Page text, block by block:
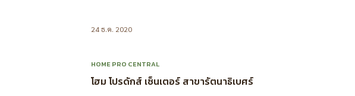
24 ธ.ค. 2020
HOME PRO CENTRAL
โฮม โปรดักส์ เซ็นเตอร์ สาขารัตนาธิเบศร์